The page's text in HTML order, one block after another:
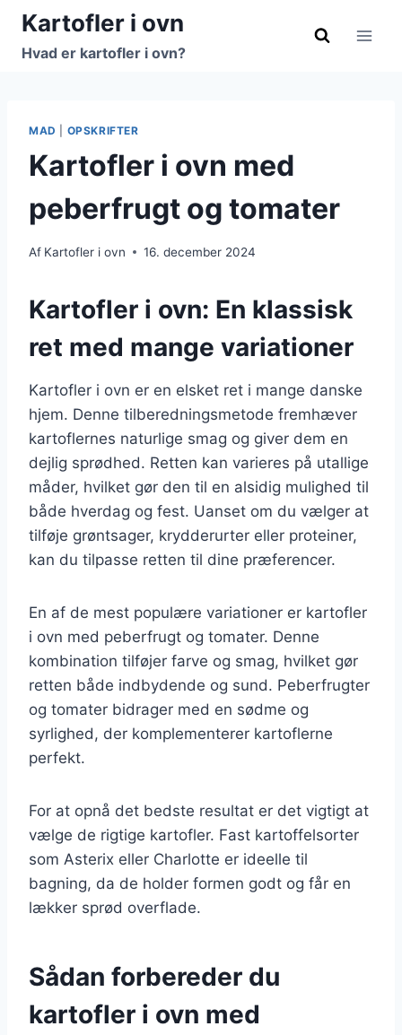
Fortsæt
indhold
Kartofler i ovn
Hvad er kartofler i ovn?
MAD OPSKRIFTER
Kartofler i ovn med
peberfrugt og tomater
Af Kartofler i ovn 16. december 2024
Kartofler i ovn: En klassisk
ret med mange variationer
Kartofler i ovn er en elsket ret i mange danske
hjem. Denne tilberedningsmetode fremhæver
kartoflernes naturlige smag og giver dem en
dejlig sprødhed. Retten kan varieres på utallige
måder, hvilket gør den til en alsidig mulighed til
både hverdag og fest. Uanset om du vælger at
tilføje grøntsager, krydderurter eller proteiner,
kan du tilpasse retten til dine præferencer.
En af de mest populære variationer er kartofler
i ovn med peberfrugt og tomater. Denne
kombination tilføjer farve og smag, hvilket gør
retten både indbydende og sund. Peberfrugter
og tomater bidrager med en sødme og
syrlighed, der komplementerer kartoflerne
perfekt.
For at opnå det bedste resultat er det vigtigt at
vælge de rigtige kartofler. Fast kartoffelsorter
som Asterix eller Charlotte er ideelle til
bagning, da de holder formen godt og får en
lækker sprød overflade.
Sådan forbereder du
kartofler i ovn med